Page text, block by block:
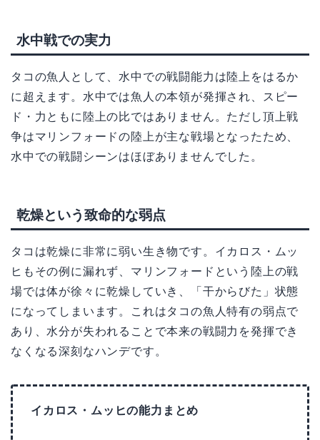
水中戦での実力
タコの魚人として、水中での戦闘能力は陸上をはるか
に超えます。水中では魚人の本領が発揮され、スピー
ド・力ともに陸上の比ではありません。ただし頂上戦
争はマリンフォードの陸上が主な戦場となったため、
水中での戦闘シーンはほぼありませんでした。
乾燥という致命的な弱点
タコは乾燥に非常に弱い生き物です。イカロス・ムッ
ヒもその例に漏れず、マリンフォードという陸上の戦
場では体が徐々に乾燥していき、「干からびた」状態
になってしまいます。これはタコの魚人特有の弱点で
あり、水分が失われることで本来の戦闘力を発揮でき
なくなる深刻なハンデです。
イカロス・ムッヒの能力まとめ